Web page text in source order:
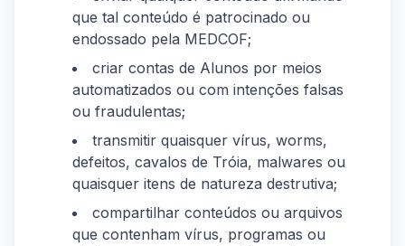
que tal conteúdo é patrocinado ou
endossado pela MEDCOF;
criar contas de Alunos por meios
automatizados ou com intenções falsas
ou fraudulentas;
transmitir quaisquer vírus, worms,
defeitos, cavalos de Tróia, malwares ou
quaisquer itens de natureza destrutiva;
compartilhar conteúdos ou arquivos
que contenham vírus, programas ou